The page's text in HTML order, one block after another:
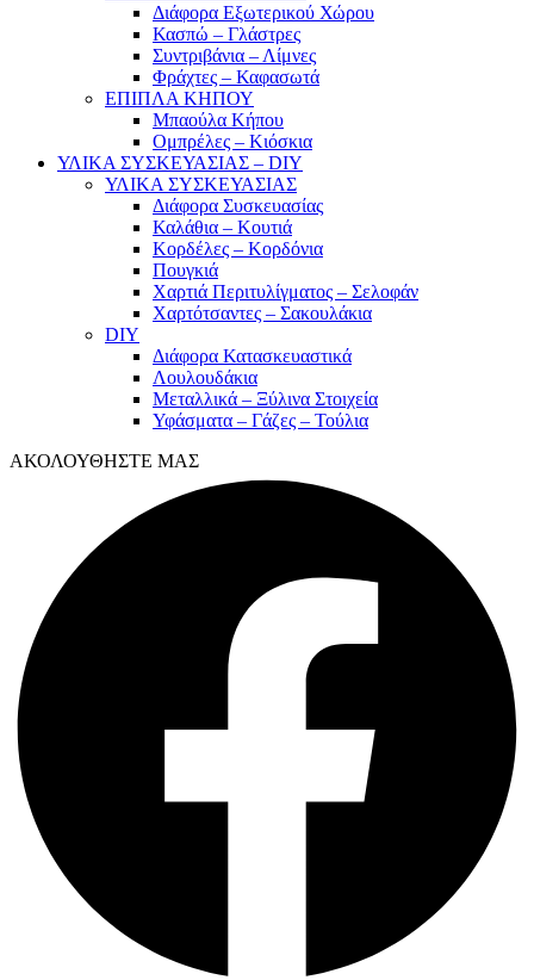
Διάφορα Εξωτερικού Χώρου
Κασπώ – Γλάστρες
Συντριβάνια – Λίμνες
Φράχτες – Καφασωτά
ΕΠΙΠΛΑ ΚΗΠΟΥ
Μπαούλα Κήπου
Ομπρέλες – Κιόσκια
ΥΛΙΚΑ ΣΥΣΚΕΥΑΣΙΑΣ – DIY
ΥΛΙΚΑ ΣΥΣΚΕΥΑΣΙΑΣ
Διάφορα Συσκευασίας
Καλάθια – Κουτιά
Κορδέλες – Κορδόνια
Πουγκιά
Χαρτιά Περιτυλίγματος – Σελοφάν
Χαρτότσαντες – Σακουλάκια
DIY
Διάφορα Κατασκευαστικά
Λουλουδάκια
Μεταλλικά – Ξύλινα Στοιχεία
Υφάσματα – Γάζες – Τούλια
ΑΚΟΛΟΥΘΗΣΤΕ ΜΑΣ